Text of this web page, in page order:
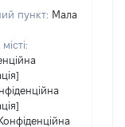
пункт: Мала